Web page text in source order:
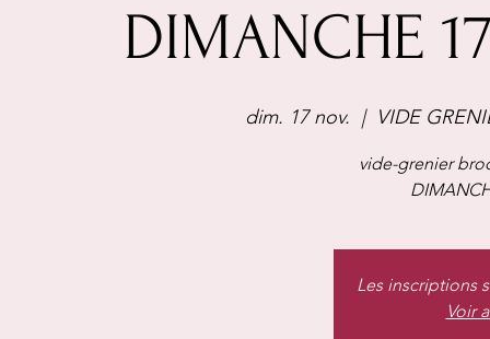
DIMANCHE
dim. 17 nov.
  |
VIDE
vide-grenier
Les inscriptions
Voir